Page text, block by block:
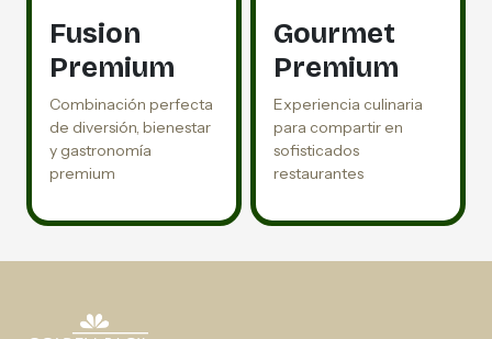
Fusion
Premium
Combinación perfecta
de diversión, bienestar
y gastronomía
premium
Gourmet
Premium
Experiencia culinaria
para compartir en
sofisticados
restaurantes